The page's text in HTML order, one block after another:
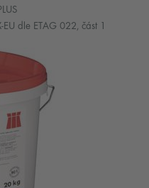
EU dle ETAG 022, část 1